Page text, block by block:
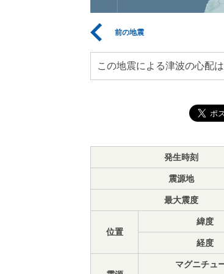
前の地震
この地震による津波の心配は
発生時刻
震源地
最大震度
位置
緯度
経度
マグニチュ